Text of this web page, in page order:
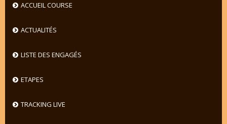
ACCUEIL COURSE
ACTUALITÉS
LISTE DES ENGAGÉS
ETAPES
TRACKING LIVE